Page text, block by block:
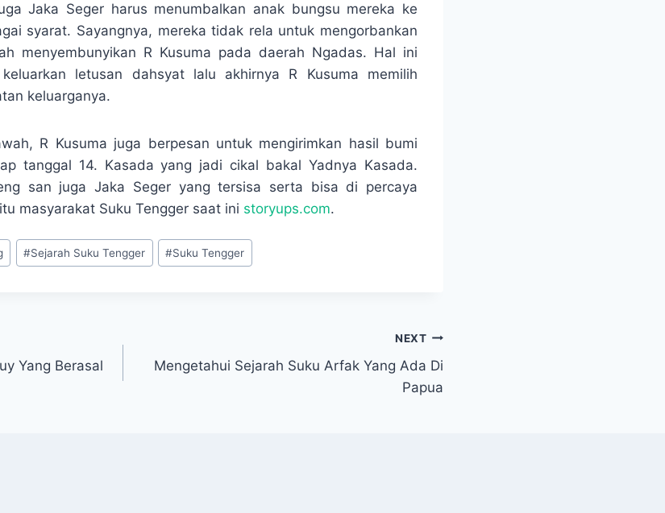
Jaka Seger harus menumbalkan anak bungsu mereka ke
syarat. Sayangnya, mereka tidak rela untuk mengorbankan
menyembunyikan R Kusuma pada daerah Ngadas. Hal ini
letusan dahsyat lalu akhirnya R Kusuma memilih
keluarganya.
R Kusuma juga berpesan untuk mengirimkan hasil bumi
tanggal 14. Kasada yang jadi cikal bakal Yadnya Kasada.
san juga Jaka Seger yang tersisa serta bisa di percaya
masyarakat Suku Tengger saat ini storyups.com.
#Sejarah Suku Tengger #Suku Tengger
Yang Berasal
NEXT
Mengetahui Sejarah Suku Arfak Yang Ada Di
Papua